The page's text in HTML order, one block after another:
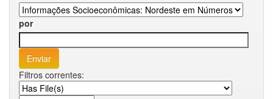
por
Filtros correntes: